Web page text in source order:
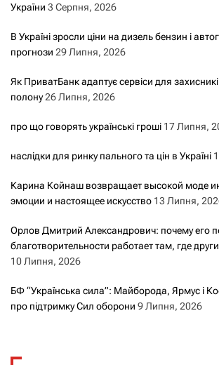
України 3 Серпня, 2026
В Україні зросли ціни на дизель бензин і
прогнози 29 Липня, 2026
Як ПриватБанк адаптує сервіси для
полону26 Липня, 2026
про що говорять українські гроші 17 Липня,
наслідки для ринку пального та цін в Україні
Карина Койнаш возвращает высокой моде
эмоции и настоящее искусство 13 Липня,
Орлов Дмитрий Александрович: почему его
благотворительности работает там, где
10 Липня, 2026
БФ “Українська сила”: Майборода, Ярмус і
про підтримку Сил оборони 9 Липня, 2026